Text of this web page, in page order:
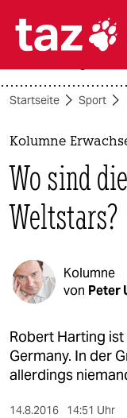

themen
politik
öko
kultur
berlin
Startseite Sport
Kolumne
Wo sind
Weltstars?
Kolumne
von Peter
Robert Harting
Germany. In der
allerdings
14.8.2016 14:51 Uhr